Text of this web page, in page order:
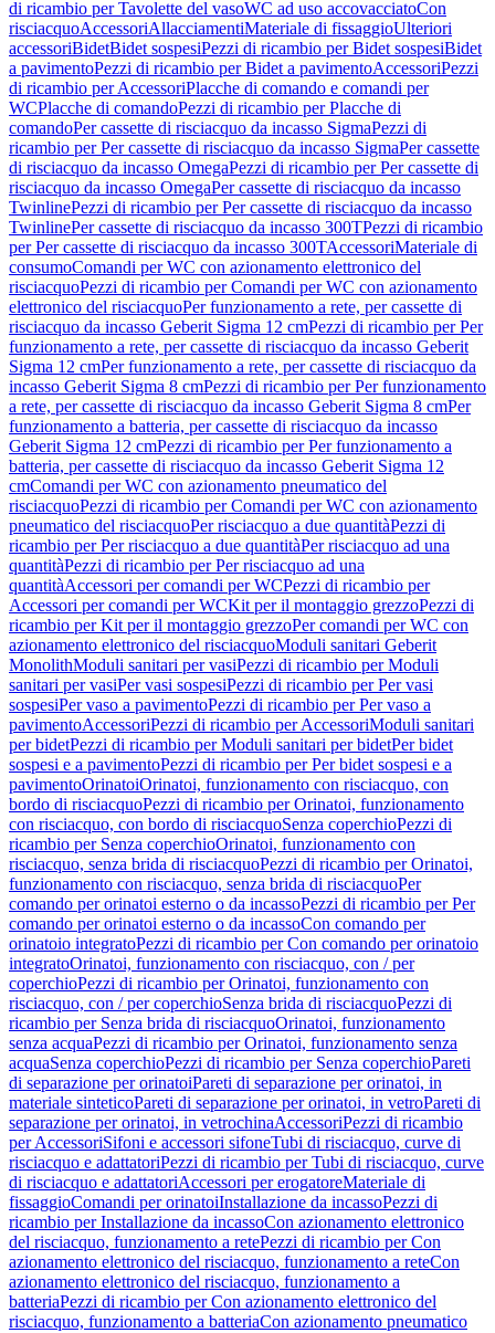
di ricambio per Tavolette del vasoWC ad uso accovacciatoCon
risciacquoAccessoriAllacciamentiMateriale di fissaggioUlteriori
accessoriBidetBidet sospesiPezzi di ricambio per Bidet sospesiBidet
a pavimentoPezzi di ricambio per Bidet a pavimentoAccessoriPezzi
di ricambio per AccessoriPlacche di comando e comandi per
WCPlacche di comandoPezzi di ricambio per Placche di
comandoPer cassette di risciacquo da incasso SigmaPezzi di
ricambio per Per cassette di risciacquo da incasso SigmaPer cassette
di risciacquo da incasso OmegaPezzi di ricambio per Per cassette di
risciacquo da incasso OmegaPer cassette di risciacquo da incasso
TwinlinePezzi di ricambio per Per cassette di risciacquo da incasso
TwinlinePer cassette di risciacquo da incasso 300TPezzi di ricambio
per Per cassette di risciacquo da incasso 300TAccessoriMateriale di
consumoComandi per WC con azionamento elettronico del
risciacquoPezzi di ricambio per Comandi per WC con azionamento
elettronico del risciacquoPer funzionamento a rete, per cassette di
risciacquo da incasso Geberit Sigma 12 cmPezzi di ricambio per Per
funzionamento a rete, per cassette di risciacquo da incasso Geberit
Sigma 12 cmPer funzionamento a rete, per cassette di risciacquo da
incasso Geberit Sigma 8 cmPezzi di ricambio per Per funzionamento
a rete, per cassette di risciacquo da incasso Geberit Sigma 8 cmPer
funzionamento a batteria, per cassette di risciacquo da incasso
Geberit Sigma 12 cmPezzi di ricambio per Per funzionamento a
batteria, per cassette di risciacquo da incasso Geberit Sigma 12
cmComandi per WC con azionamento pneumatico del
risciacquoPezzi di ricambio per Comandi per WC con azionamento
pneumatico del risciacquoPer risciacquo a due quantitàPezzi di
ricambio per Per risciacquo a due quantitàPer risciacquo ad una
quantitàPezzi di ricambio per Per risciacquo ad una
quantitàAccessori per comandi per WCPezzi di ricambio per
Accessori per comandi per WCKit per il montaggio grezzoPezzi di
ricambio per Kit per il montaggio grezzoPer comandi per WC con
azionamento elettronico del risciacquoModuli sanitari Geberit
MonolithModuli sanitari per vasiPezzi di ricambio per Moduli
sanitari per vasiPer vasi sospesiPezzi di ricambio per Per vasi
sospesiPer vaso a pavimentoPezzi di ricambio per Per vaso a
pavimentoAccessoriPezzi di ricambio per AccessoriModuli sanitari
per bidetPezzi di ricambio per Moduli sanitari per bidetPer bidet
sospesi e a pavimentoPezzi di ricambio per Per bidet sospesi e a
pavimentoOrinatoiOrinatoi, funzionamento con risciacquo, con
bordo di risciacquoPezzi di ricambio per Orinatoi, funzionamento
con risciacquo, con bordo di risciacquoSenza coperchioPezzi di
ricambio per Senza coperchioOrinatoi, funzionamento con
risciacquo, senza brida di risciacquoPezzi di ricambio per Orinatoi,
funzionamento con risciacquo, senza brida di risciacquoPer
comando per orinatoi esterno o da incassoPezzi di ricambio per Per
comando per orinatoi esterno o da incassoCon comando per
orinatoio integratoPezzi di ricambio per Con comando per orinatoio
integratoOrinatoi, funzionamento con risciacquo, con / per
coperchioPezzi di ricambio per Orinatoi, funzionamento con
risciacquo, con / per coperchioSenza brida di risciacquoPezzi di
ricambio per Senza brida di risciacquoOrinatoi, funzionamento
senza acquaPezzi di ricambio per Orinatoi, funzionamento senza
acquaSenza coperchioPezzi di ricambio per Senza coperchioPareti
di separazione per orinatoiPareti di separazione per orinatoi, in
materiale sinteticoPareti di separazione per orinatoi, in vetroPareti di
separazione per orinatoi, in vetrochinaAccessoriPezzi di ricambio
per AccessoriSifoni e accessori sifoneTubi di risciacquo, curve di
risciacquo e adattatoriPezzi di ricambio per Tubi di risciacquo, curve
di risciacquo e adattatoriAccessori per erogatoreMateriale di
fissaggioComandi per orinatoiInstallazione da incassoPezzi di
ricambio per Installazione da incassoCon azionamento elettronico
del risciacquo, funzionamento a retePezzi di ricambio per Con
azionamento elettronico del risciacquo, funzionamento a reteCon
azionamento elettronico del risciacquo, funzionamento a
batteriaPezzi di ricambio per Con azionamento elettronico del
risciacquo, funzionamento a batteriaCon azionamento pneumatico